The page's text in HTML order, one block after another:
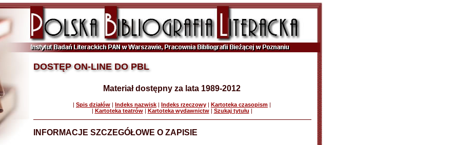
DOSTĘP ON-LINE DO PBL
Materiał dostępny za lata 1989-2012
| Spis działów | Indeks nazwisk | Indeks rzeczowy | Kartoteka czasopism |
| Kartoteka teatrów| Kartoteka wydawnictw| Szukaj tytułu |
INFORMACJE SZCZEGÓŁOWE O ZAPISIE